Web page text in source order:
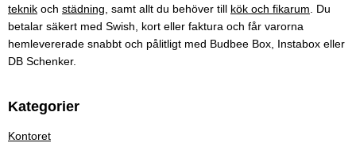
teknik och städning , samt allt du behöver till kök och fikarum . Du
betalar säkert med Swish, kort eller faktura och får varorna
hemlevererade snabbt och pålitligt med Budbee Box, Instabox eller
DB Schenker.
Kategorier
Kontoret